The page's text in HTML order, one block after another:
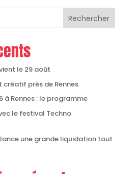
Rechercher
le 29 août
créatif près de Rennes
à Rennes : le programme
le festival Techno
lance une grande liquidation tout